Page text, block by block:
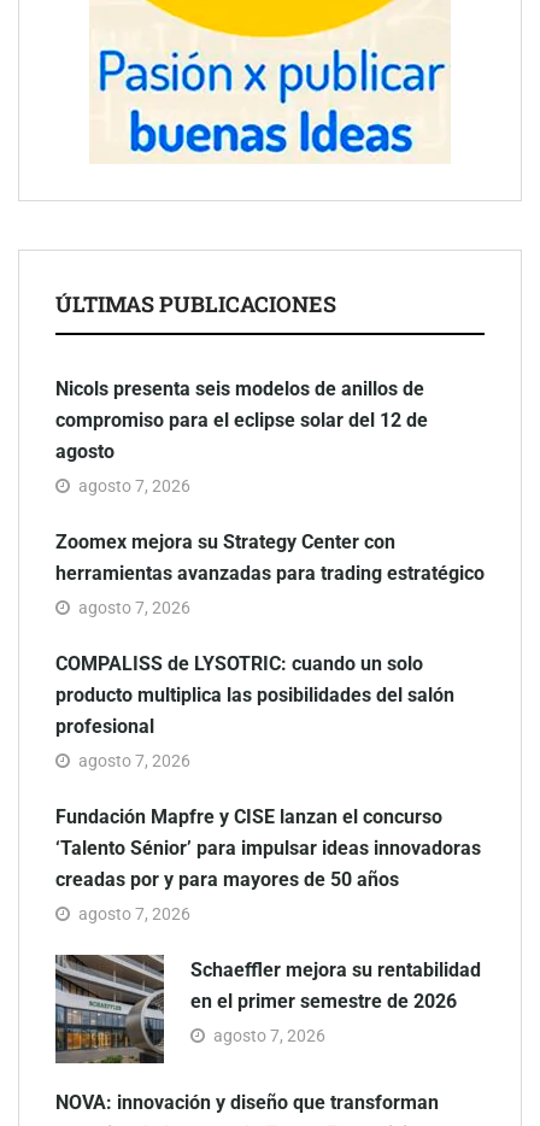
ÚLTIMAS PUBLICACIONES
Nicols presenta seis modelos de anillos de
compromiso para el eclipse solar del 12 de
agosto
agosto 7, 2026
Zoomex mejora su Strategy Center con
herramientas avanzadas para trading estratégico
agosto 7, 2026
COMPALISS de LYSOTRIC: cuando un solo
producto multiplica las posibilidades del salón
profesional
agosto 7, 2026
Fundación Mapfre y CISE lanzan el concurso
‘Talento Sénior’ para impulsar ideas innovadoras
creadas por y para mayores de 50 años
agosto 7, 2026
Schaeffler mejora su rentabilidad
en el primer semestre de 2026
agosto 7, 2026
NOVA: innovación y diseño que transforman